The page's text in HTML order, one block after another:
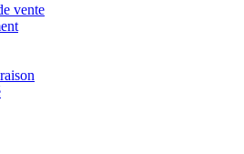
vente